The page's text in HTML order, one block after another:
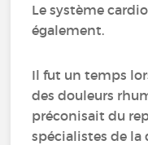
Le système
également.
Il fut un temps
des douleurs
préconisait du
spécialistes de la